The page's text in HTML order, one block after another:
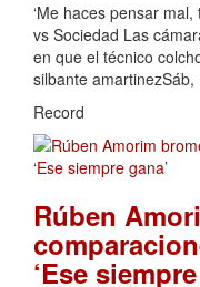
‘Me haces pensar
vs Sociedad Las
en que el técnico
silbante
Record
Rúben
‘Ese